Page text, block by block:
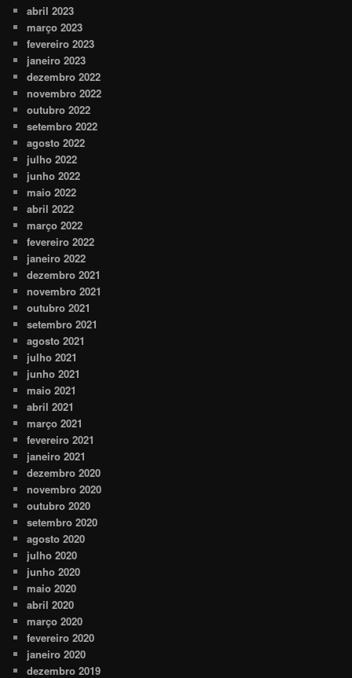
abril 2023
março 2023
fevereiro 2023
janeiro 2023
dezembro 2022
novembro 2022
outubro 2022
setembro 2022
agosto 2022
julho 2022
junho 2022
maio 2022
abril 2022
março 2022
fevereiro 2022
janeiro 2022
dezembro 2021
novembro 2021
outubro 2021
setembro 2021
agosto 2021
julho 2021
junho 2021
maio 2021
abril 2021
março 2021
fevereiro 2021
janeiro 2021
dezembro 2020
novembro 2020
outubro 2020
setembro 2020
agosto 2020
julho 2020
junho 2020
maio 2020
abril 2020
março 2020
fevereiro 2020
janeiro 2020
dezembro 2019